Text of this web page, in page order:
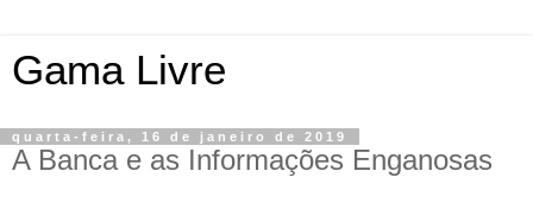
Gama Livre
quarta-feira, 16 de janeiro de 2019
A Banca e as Informações Enganosas